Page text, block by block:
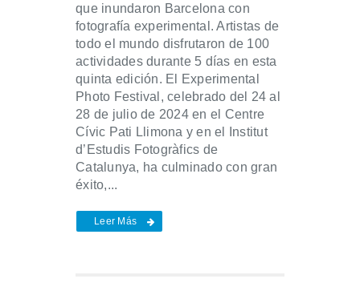
que inundaron Barcelona con
fotografía experimental. Artistas de
todo el mundo disfrutaron de 100
actividades durante 5 días en esta
quinta edición. El Experimental
Photo Festival, celebrado del 24 al
28 de julio de 2024 en el Centre
Cívic Pati Llimona y en el Institut
d’Estudis Fotogràfics de
Catalunya, ha culminado con gran
éxito,...
Leer Más